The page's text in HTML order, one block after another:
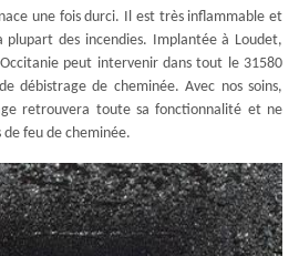
une fois durci. Il est très inflammable et
plupart des incendies. Implantée à Loudet,
peut intervenir dans tout le 31580
débistrage de cheminée. Avec nos soins,
retrouvera toute sa fonctionnalité et ne
de feu de cheminée.